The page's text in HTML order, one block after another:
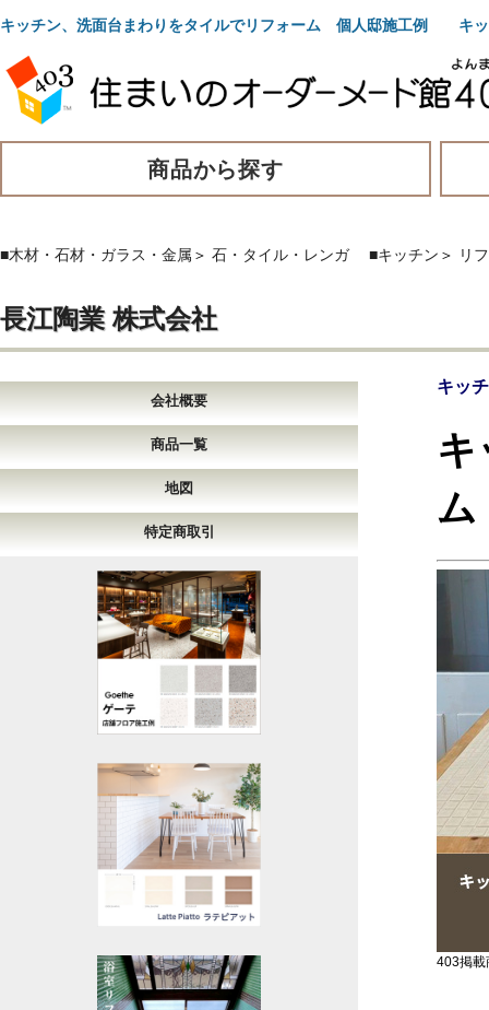
キッチン、洗面台まわりをタイルでリフォーム 個人邸施工例 キッ
商品から探す
■木材・石材・ガラス・金属 ＞ 石・タイル・レンガ ■キッチン ＞ リ
長江陶業 株式会社
会社概要
商品一覧
地図
特定商取引
キッ
キ
403掲載